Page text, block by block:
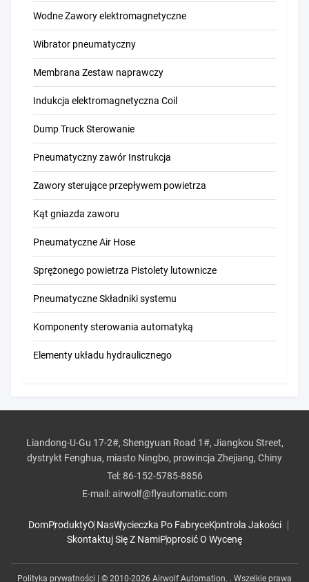
Wodne Zawory elektromagnetyczne
Wibrator pneumatyczny
Membrana Zestaw naprawczy
Indukcja elektromagnetyczna Coil
Dump Truck Sterowanie
Pneumatyczny zawór Instrukcja
Zawory sterujące przepływem powietrza
Kąt gniazda zaworu
Pneumatyczne Air Hose
Sprężonego powietrza Pistolety lutownicze
Pneumatyczne Składniki systemu
Komponenty sterowania automatyką
Elementy układu hydraulicznego
Liandong-U-Gu 17-2#, Shengyuan Road 1#, Jiangkou Street,
dystrykt Fenghua, miasto Ningbo, prowincja Zhejiang, Chiny
Tel:86-152-5785-8856
E-mail:airwolf@flyautomatic.com
DomProduktyO NasWycieczka Po FabryceKontrola Jakości
Skontaktuj Się Z NamiPoprosić O Wycenę
Polityka prywatności | © 2010-2026 Airwolf Automation. . Wszelkie prawa